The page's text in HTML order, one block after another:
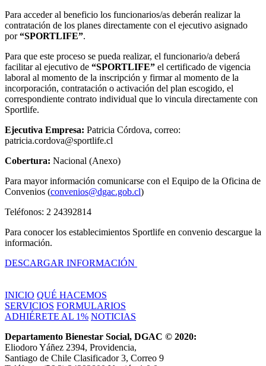
Para acceder al beneficio los funcionarios/as deberán realizar la
contratación de los planes directamente con el ejecutivo asignado
por“SPORTLIFE”.
Para que este proceso se pueda realizar, el funcionario/a deberá
facilitar al ejecutivo de “SPORTLIFE” el certificado de vigencia
laboral al momento de la inscripción y firmar al momento de la
incorporación, contratación o activación del plan escogido, el
correspondiente contrato individual que lo vincula directamente con
Sportlife.
Ejecutiva Empresa: Patricia Córdova, correo:
patricia.cordova@sportlife.cl
Cobertura: Nacional (Anexo)
Para mayor información comunicarse con el Equipo de la Oficina de
Convenios (convenios@dgac.gob.cl)
Teléfonos: 2 24392814
Para conocer los establecimientos Sportlife en convenio descargue la
información.
DESCARGAR INFORMACIÓN
INICIO QUÉ HACEMOS
SERVICIOS FORMULARIOS
ADHIÉRETE AL 1% NOTICIAS
Departamento Bienestar Social, DGAC © 2020:
Eliodoro Yáñez 2394, Providencia,
Santiago de Chile Clasificador 3, Correo 9